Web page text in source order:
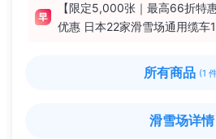
【限定5,000张｜最高66折特
优惠 日本22家滑雪场通用缆车
所有商品 (1
滑雪场详情